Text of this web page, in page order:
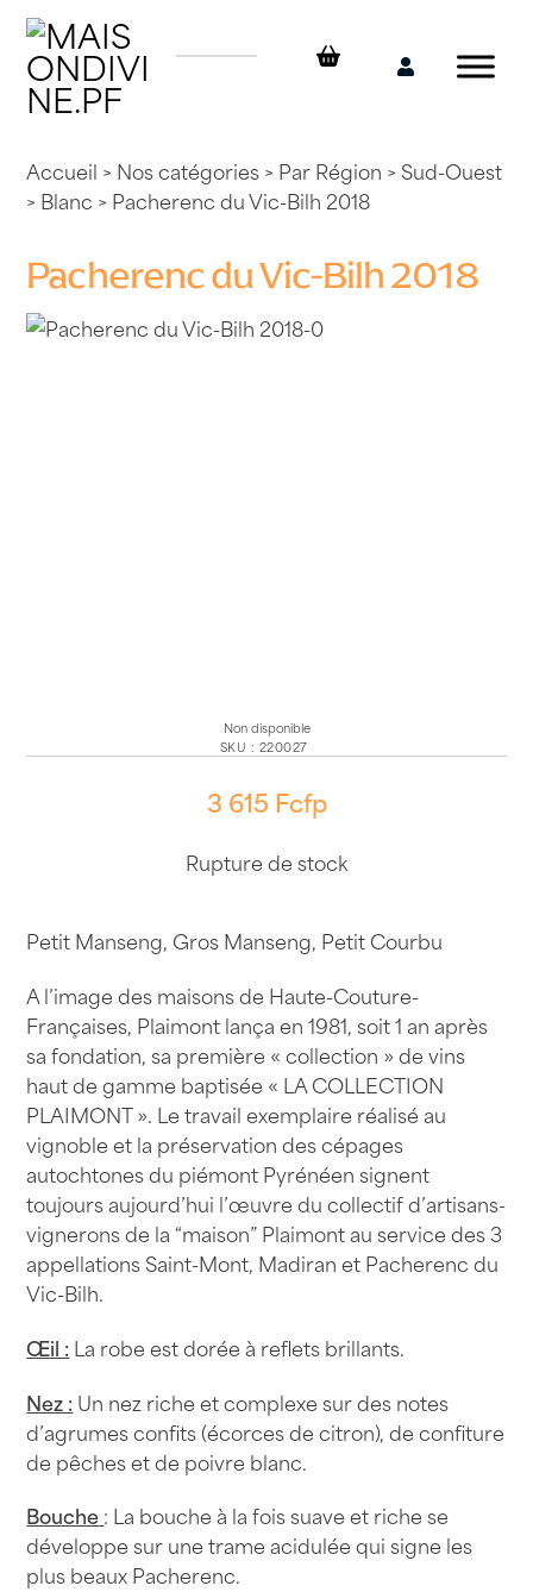
Skip
content
Mon
Accueil > Nos catégories> Par Région >Sud-Ouest
> Blanc > Pacherenc du Vic-Bilh 2018
Pacherenc du Vic-Bilh 2018
Non disponible
SKU : 220027
3 615 Fcfp
Rupture de stock
Petit Manseng, Gros Manseng, Petit Courbu
A l’image des maisons de Haute-Couture-
Françaises, Plaimont lança en 1981, soit 1 an après
sa fondation, sa première « collection » de vins
haut de gamme baptisée « LA COLLECTION
PLAIMONT ». Le travail exemplaire réalisé au
vignoble et la préservation des cépages
autochtones du piémont Pyrénéen signent
toujours aujourd’hui l’œuvre du collectif d’artisans-
vignerons de la “maison” Plaimont au service des 3
appellations Saint-Mont, Madiran et Pacherenc du
Vic-Bilh.
Œil :La robe est dorée à reflets brillants.
Nez :Un nez riche et complexe sur des notes
d’agrumes confits (écorces de citron), de confiture
de pêches et de poivre blanc.
Bouche: La bouche à la fois suave et riche se
développe sur une trame acidulée qui signe les
plus beaux Pacherenc.